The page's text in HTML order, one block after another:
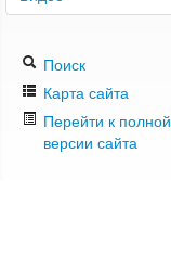
Поиск
Карта сайта
Перейти к полной
версии сайта